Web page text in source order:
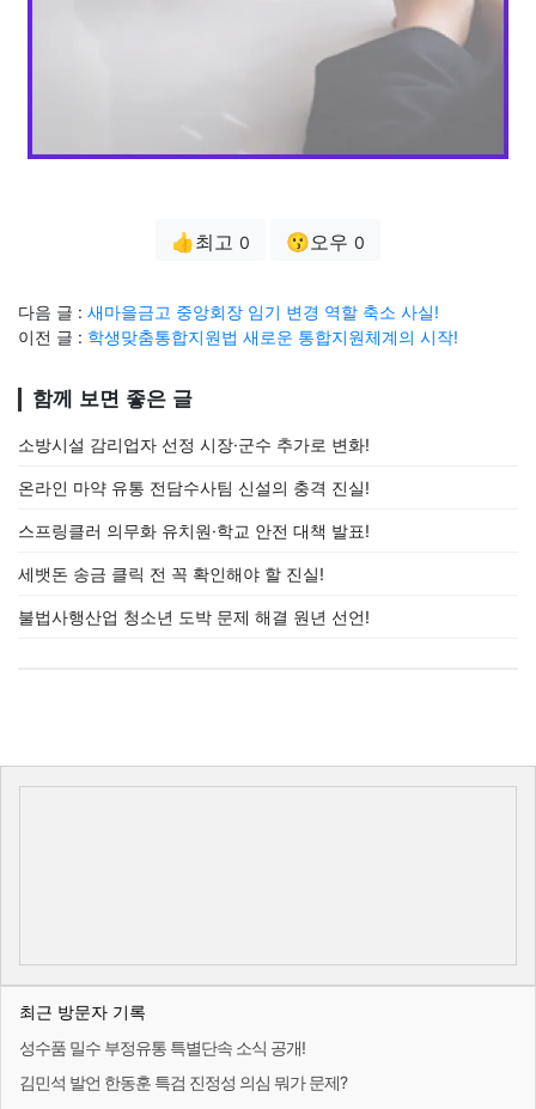
👍최고 0 😗오우 0
다음 글 : 새마을금고 중앙회장 임기 변경 역할 축소 사실!
이전 글 : 학생맞춤통합지원법 새로운 통합지원체계의 시작!
함께 보면 좋은 글
소방시설 감리업자 선정 시장·군수 추가로 변화!
온라인 마약 유통 전담수사팀 신설의 충격 진실!
스프링클러 의무화 유치원·학교 안전 대책 발표!
세뱃돈 송금 클릭 전 꼭 확인해야 할 진실!
불법사행산업 청소년 도박 문제 해결 원년 선언!
최근 방문자 기록
성수품 밀수 부정유통 특별단속 소식 공개!
김민석 발언 한동훈 특검 진정성 의심 뭐가 문제?